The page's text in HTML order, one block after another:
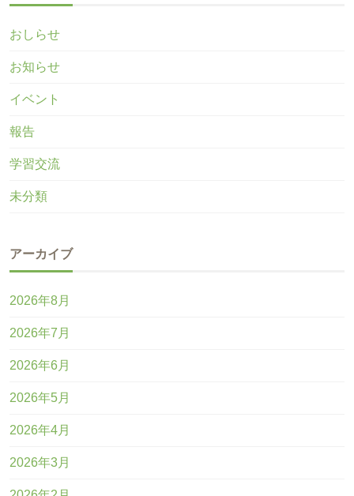
おしらせ
お知らせ
イベント
報告
学習交流
未分類
アーカイブ
2026年8月
2026年7月
2026年6月
2026年5月
2026年4月
2026年3月